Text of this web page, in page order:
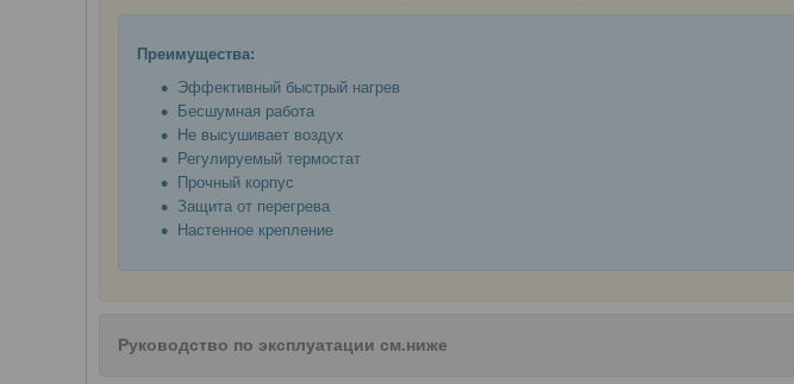
Преимущества:
Эффективный быстрый нагрев
Бесшумная работа
Не высушивает воздух
Регулируемый термостат
Прочный корпус
Защита от перегрева
Настенное крепление
Руководство по эксплуатации см.ниже